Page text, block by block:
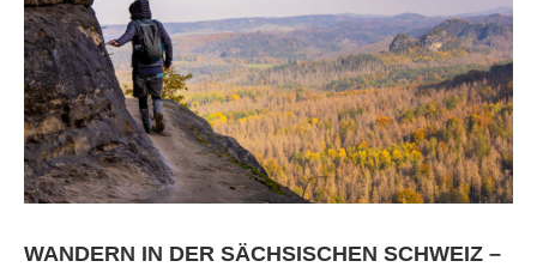
WANDERN IN DER SÄCHSISCHEN SCHWEIZ –